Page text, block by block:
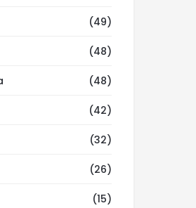
(49)
(48)
(48)
(42)
(32)
(26)
(15)